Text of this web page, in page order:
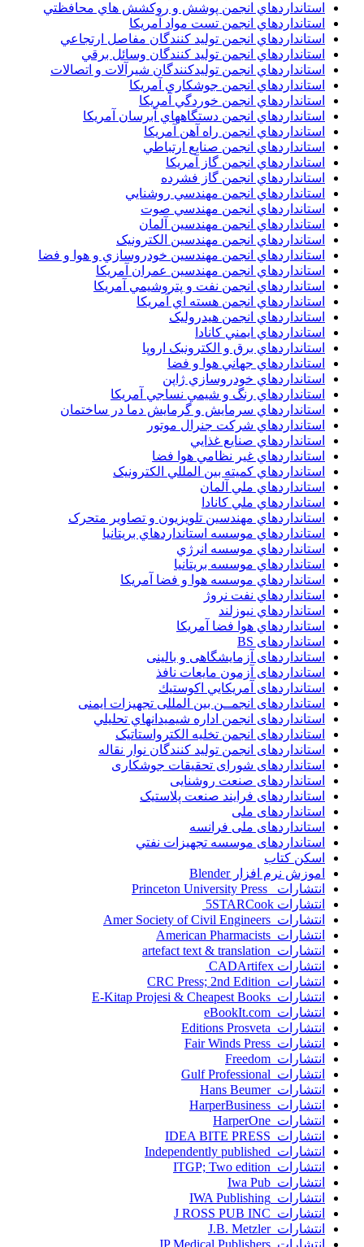
استانداردهاي انجمن پوشش و روکشش هاي محافظتي
استانداردهاي انجمن تست مواد آمريکا
استانداردهاي انجمن توليد کنندگان مفاصل ارتجاعي
استانداردهاي انجمن توليد کنندگان وسائل برقي
استانداردهاي انجمن توليدکنندگان شيرآلات و اتصالات
استانداردهاي انجمن جوشکاري آمريکا
استانداردهاي انجمن خوردگي آمريکا
استانداردهاي انجمن دستگاههاي آبرسان آمريکا
استانداردهاي انجمن راه آهن آمريکا
استانداردهاي انجمن صنايع ارتباطي
استانداردهاي انجمن گاز آمريکا
استانداردهاي انجمن گاز فشرده
استانداردهاي انجمن مهندسي روشنايي
استانداردهاي انجمن مهندسي صوت
استانداردهاي انجمن مهندسين آلمان
استانداردهاي انجمن مهندسين الکترونيک
استانداردهاي انجمن مهندسين خودروسازي و هوا و فضا
استانداردهاي انجمن مهندسين عمران آمريکا
استانداردهاي انجمن نفت و پتروشيمي آمريکا
استانداردهاي انجمن هسته اي آمريکا
استانداردهاي انجمن هيدروليک
استانداردهاي ايمني کانادا
استانداردهاي برق و الکترونبک اروپا
استانداردهاي جهاني هوا و فضا
استانداردهاي خودروسازي ژاپن
استانداردهاي رنگ و شيمي نساجي آمريکا
استانداردهاي سرمايش و گرمايش دما در ساختمان
استانداردهاي شرکت جنرال موتور
استانداردهاي صنايع غذايي
استانداردهاي غير نظامي هوا فضا
استانداردهاي کميته بين المللي الکترونيک
استانداردهاي ملي آلمان
استانداردهاي ملي کانادا
استانداردهاي مهندسين تلويزيون و تصاوير متحرک
استانداردهاي موسسه استانداردهاي بريتانيا
استانداردهاي موسسه انرژي
استانداردهاي موسسه بريتانيا
استانداردهاي موسسه هوا و فضا آمريکا
استانداردهاي نفت نروژ
استانداردهاي نيوزلند
استانداردهاي هوا فضا آمريکا
استانداردهای BS
استانداردهای آزمایشگاهی و بالینی
استانداردهای آزمون مایعات نافذ
استانداردهای آمريكايي اكوستيك
استانداردهای انجمــن بين المللى تجهيزات ايمنى
استانداردهای انجمن اداره شيميدانهاي تحليلي
استانداردهای انجمن تخليه الکترواستاتيک
استانداردهای انجمن توليد کنندگان نوار نقاله
استانداردهای شورای تحقیقات جوشکاری
استانداردهای صنعت روشنایی
استانداردهای فرايند صنعت پلاستيک
استانداردهای ملی
استانداردهای ملی فرانسه
استانداردهای موسسه تجهيزات نفتي
اسکن کتاب
اموزش نرم افزار Blender
انتشارات Princeton University Press
انتشارات ‎ 5STARCook
انتشارات Amer Society of Civil Engineers
انتشارات American Pharmacists
انتشارات artefact text & translation
انتشارات ‎ CADArtifex
انتشارات CRC Press; 2nd Edition
انتشارات E-Kitap Projesi & Cheapest Books
انتشارات eBookIt.com
انتشارات Editions Prosveta
انتشارات Fair Winds Press
انتشارات Freedom
انتشارات Gulf Professional
انتشارات Hans Beumer
انتشارات HarperBusiness
انتشارات HarperOne
انتشارات IDEA BITE PRESS
انتشارات Independently published
انتشارات ITGP; Two edition
انتشارات Iwa Pub
انتشارات IWA Publishing
انتشارات J ROSS PUB INC
انتشارات J.B. Metzler
انتشارات JP Medical Publishers